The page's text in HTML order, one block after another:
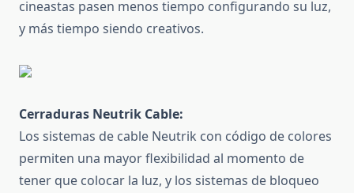
cineastas pasen menos tiempo configurando su luz,
y más tiempo siendo creativos.
Cerraduras Neutrik Cable:
Los sistemas de cable Neutrik con código de colores
permiten una mayor flexibilidad al momento de
tener que colocar la luz, y los sistemas de bloqueo